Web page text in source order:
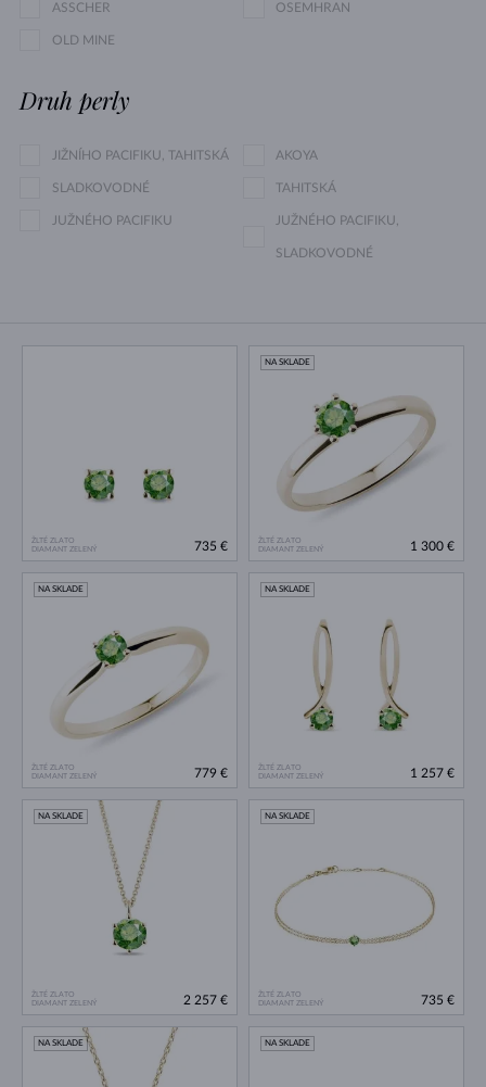
ASSCHER OSEMHRAN
OLD MINE
Druh perly
JIŽNÍHO PACIFIKU, TAHITSKÁ AKOYA
SLADKOVODNÉ TAHITSKÁ
JUŽNÉHO PACIFIKU JUŽNÉHO PACIFIKU,
SLADKOVODNÉ
ŽLTÉ ZLATO
DIAMANT ZELENÝ
735 €
ŽLTÉ ZLATO
DIAMANT ZELENÝ
NA SKLADE
1 300 €
ŽLTÉ ZLATO
DIAMANT ZELENÝ
NA SKLADE
779 €
ŽLTÉ ZLATO
DIAMANT ZELENÝ
NA SKLADE
1 257 €
ŽLTÉ ZLATO
DIAMANT ZELENÝ
NA SKLADE
2 257 €
ŽLTÉ ZLATO
DIAMANT ZELENÝ
NA SKLADE
735 €
NA SKLADE NA SKLADE